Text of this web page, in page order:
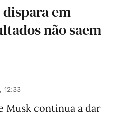
dispara em
não saem
12:33
Musk continua a dar